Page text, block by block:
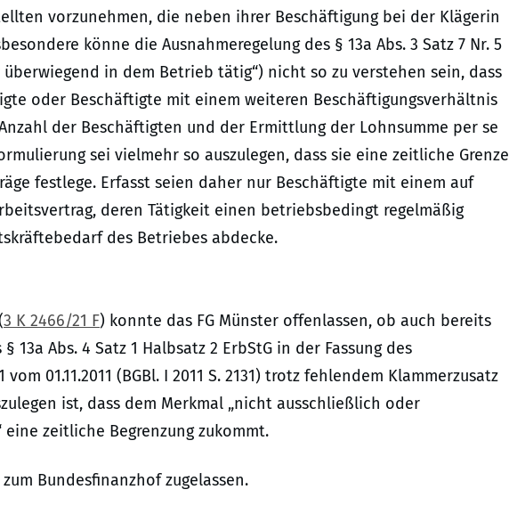
vorzunehmen, die neben ihrer Beschäftigung bei der Klägerin
könne die Ausnahmeregelung des § 13a Abs. 3 Satz 7 Nr. 5
in dem Betrieb tätig“) nicht so zu verstehen sein, dass
oder Beschäftigte mit einem weiteren Beschäftigungsverhältnis
der Beschäftigten und der Ermittlung der Lohnsumme per se
sei vielmehr so auszulegen, dass sie eine zeitliche Grenze
festlege. Erfasst seien daher nur Beschäftigte mit einem auf
deren Tätigkeit einen betriebsbedingt regelmäßig
des Betriebes abdecke.
3 K 2466/21 F) konnte das FG Münster offenlassen, ob auch bereits
13a Abs. 4 Satz 1 Halbsatz 2 ErbStG in der Fassung des
01.11.2011 (BGBl. I 2011 S. 2131) trotz fehlendem Klammerzusatz
ist, dass dem Merkmal „nicht ausschließlich oder
zeitliche Begrenzung zukommt.
Bundesfinanzhof zugelassen.